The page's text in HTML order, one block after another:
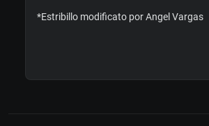
*Estribillo modificato por Angel Vargas